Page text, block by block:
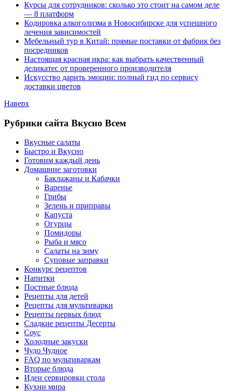
Курсы для сотрудников: сколько это стоит на самом деле
— 8 платформ
Кодировка алкоголизма в Новосибирске для успешного
лечения зависимостей
Мебельный тур в Китай: прямые поставки от фабрик без
посредников
Настоящая красная икра: как выбрать качественный
деликатес от проверенного производителя
Искусство дарить эмоции: полный гид по сервису
доставки цветов
Наверх
Рубрики сайта Вкусно Всем
Вкусные салаты
Быстро и Вкусно
Готовим каждый день
Домашние заготовки
Баклажаны и Кабачки
Варенье
Грибы
Зелень и приправы
Капуста
Огурцы
Помидоры
Рыба и мясо
Салаты на зиму
Суповые заправки
Конкурс рецептов
Напитки
Постные блюда
Рецепты для детей
Рецепты для мультиварки
Рецепты первых блюд
Сладкие рецепты Десерты
Соус
Холодные закуски
Чудо Чудное
FAQ по мультиваркам
Вторые блюда
Идеи сервировки стола
Кухни мира